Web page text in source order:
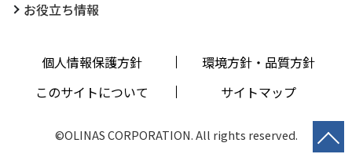
お役立ち情報
個人情報保護方針
環境方針・品質方針
このサイトについて
サイトマップ
©OLINAS CORPORATION. All rights reserved.